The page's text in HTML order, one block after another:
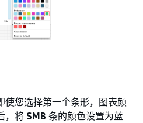
使您选择第一个条形，图表颜
，将 SMB 条的颜色设置为蓝